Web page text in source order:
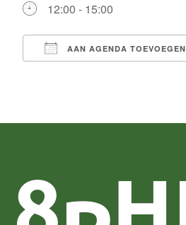
12:00 - 15:00
AAN AGENDA TOEVOEGEN